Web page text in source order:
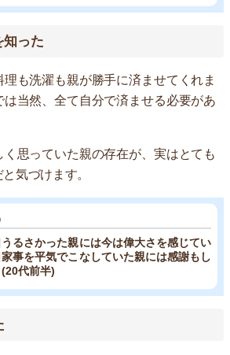
知った
も洗濯も親が勝手に済ませてくれま
当然、全て自分で済ませる必要があ
思っていた親の存在が、実はとても
気づけます。
るさかった親には今は偉大さを感じてい
家事を平気でこなしていた親には感謝もし
代前半)